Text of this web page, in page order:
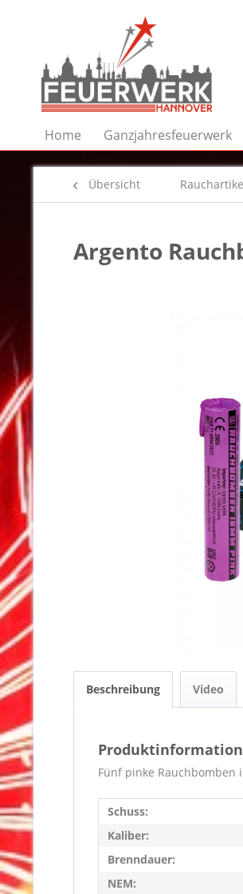
Home Ganzjahresfeuerwerk
Übersicht
Argento
Beschreibung Video
Fünf pinke Rauchbomben
Schuss:
Kaliber:
Brenndauer:
NEM: